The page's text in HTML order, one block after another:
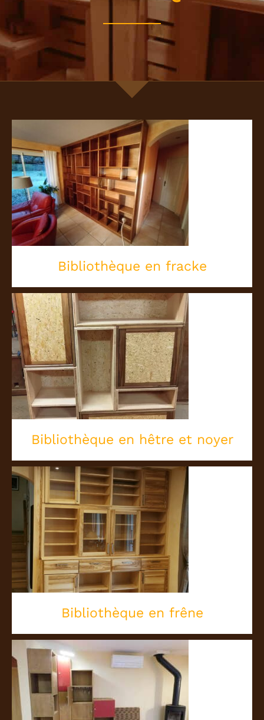
Bibliothèque en fracke
Bibliothèque en fracke
Bibliothèque en hêtre et noyer
Bibliothèque en hêtre et noyer
Bibliothèque en frêne
Bibliothèque en frêne
Bibliothèque en sapin